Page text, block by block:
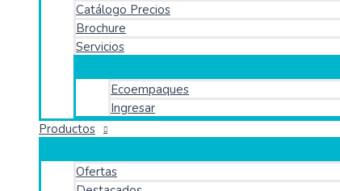
Catálogo Precios
Brochure
Servicios
Ecoempaques
Ingresar
Productos
Ofertas